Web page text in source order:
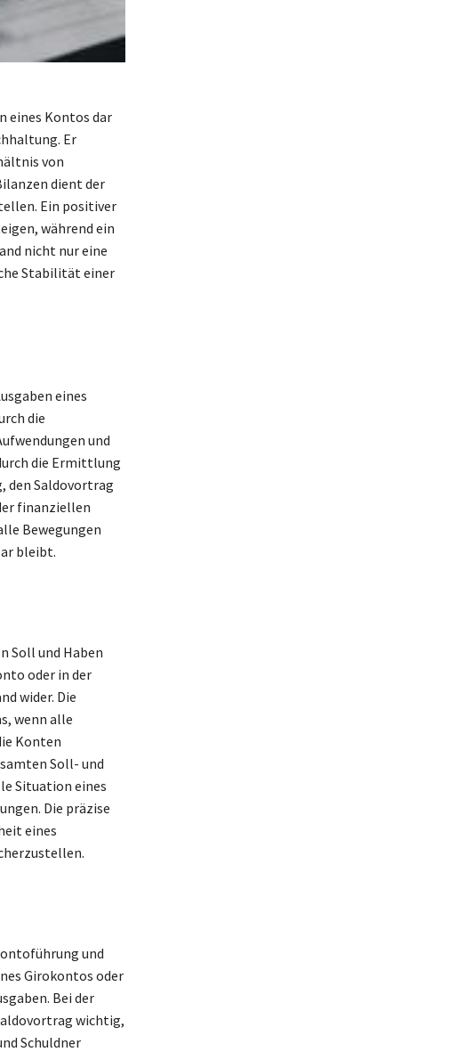
eines Kontos dar
Er
von
dient der
Ein positiver
während ein
nicht nur eine
Stabilität einer
eines
die
und
die Ermittlung
den Saldovortrag
finanziellen
Bewegungen
bleibt.
Soll und Haben
oder in der
wider. Die
wenn alle
Konten
Soll- und
Situation eines
Die präzise
eines
und
Girokontos oder
Bei der
wichtig,
Schuldner